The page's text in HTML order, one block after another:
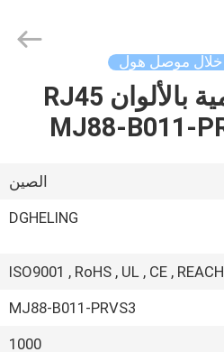
موصلات محمية بالألوان RJ45
الصين
DGHELING
ISO9001 , RoHS , UL , CE , REACH
MJ88-B011-PRVS3
1000